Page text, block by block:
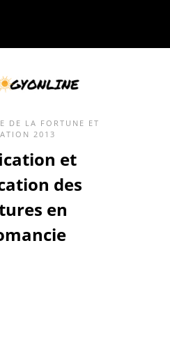
DE LA FORTUNE ET
2013
et
des
en